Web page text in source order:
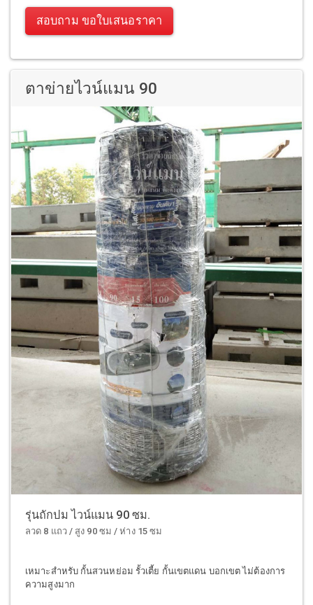
สอบถาม ขอใบเสนอราคา
ตาข่ายไวน์แมน 90
รุ่นถักปม ไวน์แมน 90 ซม.
ลวด 8 แถว / สูง 90 ซม / ห่าง 15 ซม
เหมาะสำหรับ กั้นสวนหย่อม รั้วเตี้ย กั้นเขตแดน บอกเขต ไม่ต้องการ
ความสูงมาก